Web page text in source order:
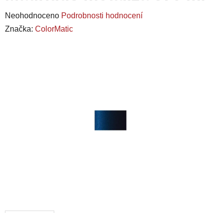
Průměrné
hodnocení
Neohodnoceno Podrobnosti hodnocení
Značka: ColorMatic